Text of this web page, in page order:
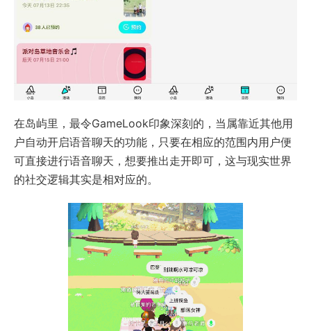
在岛屿里，最令GameLook印象深刻的，当属靠近其他用
户自动开启语音聊天的功能，只要在相应的范围内用户便
可直接进行语音聊天，想要推出走开即可，这与现实世界
的社交逻辑其实是相对应的。